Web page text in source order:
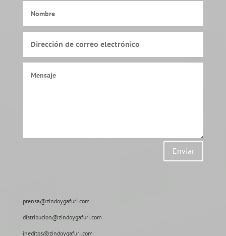
Enviar
prensa@zindoygafuri.com
distribucion@zindoygafuri.com
ineditos@zindoygafuri.com